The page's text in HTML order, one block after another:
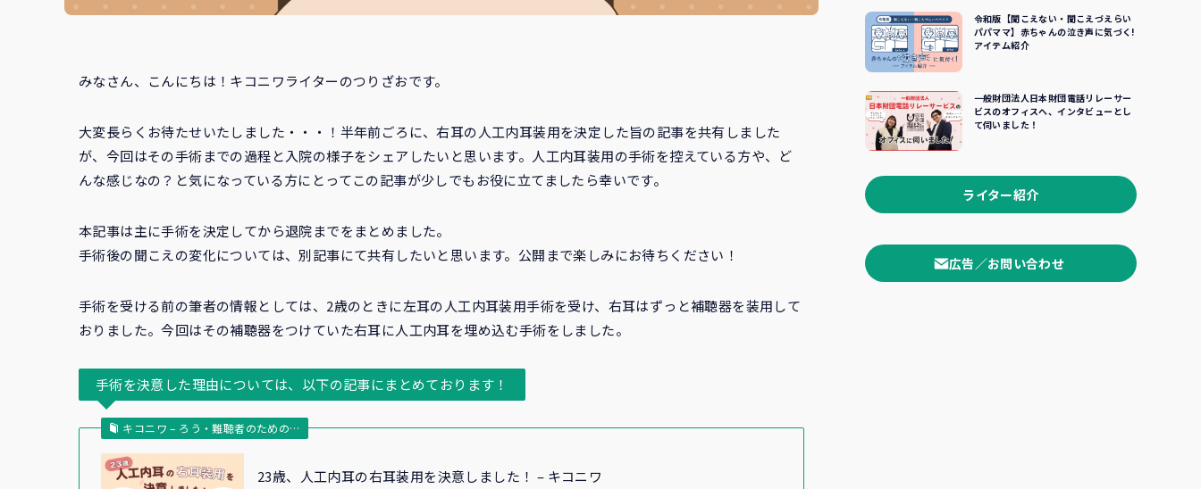
みなさん、こんにちは！キコニワライターのつりざおです。
大変長らくお待たせいたしました・・・！半年前ごろに、右耳の人工内耳装用を決定した旨の記事を共有しました
が、今回はその手術までの過程と入院の様子をシェアしたいと思います。人工内耳装用の手術を控えている方や、ど
んな感じなの？と気になっている方にとってこの記事が少しでもお役に立てましたら幸いです。
本記事は主に手術を決定してから退院までをまとめました。
手術後の聞こえの変化については、別記事にて共有したいと思います。公開まで楽しみにお待ちください！
手術を受ける前の筆者の情報としては、2歳のときに左耳の人工内耳装用手術を受け、右耳はずっと補聴器を装用して
おりました。今回はその補聴器をつけていた右耳に人工内耳を埋め込む手術をしました。
手術を決意した理由については、以下の記事にまとめております！
キコニワ – ろう・難聴者のための…
23歳、人工内耳の右耳装用を決意しました！ – キコニワ
令和版【聞こえない・聞こえづえらい
パパママ】赤ちゃんの泣き声に気づく!
アイテム紹介
一般財団法人日本財団電話リレーサー
ビスのオフィスへ、インタビューとし
て伺いました！
ライター紹介
広告／お問い合わせ